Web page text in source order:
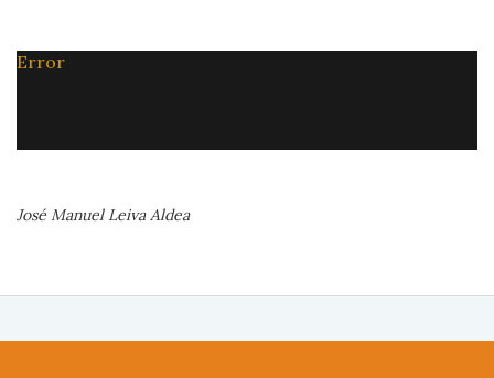
Error
José Manuel Leiva Aldea